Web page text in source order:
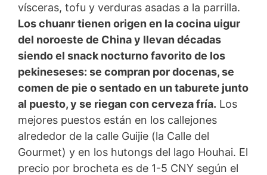
vísceras, tofu y verduras asadas a la parrilla.
Los chuanr tienen origen en la cocina uigur
del noroeste de China y llevan décadas
siendo el snack nocturno favorito de los
pekineseses: se compran por docenas, se
comen de pie o sentado en un taburete junto
al puesto, y se riegan con cerveza fría. Los
mejores puestos están en los callejones
alrededor de la calle Guijie (la Calle del
Gourmet) y en los hutongs del lago Houhai. El
precio por brocheta es de 1-5 CNY según el